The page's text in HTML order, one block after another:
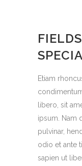
Etiam
libero, sit
ipsum. Nam
pulvinar,
odio et ante
sapien ut